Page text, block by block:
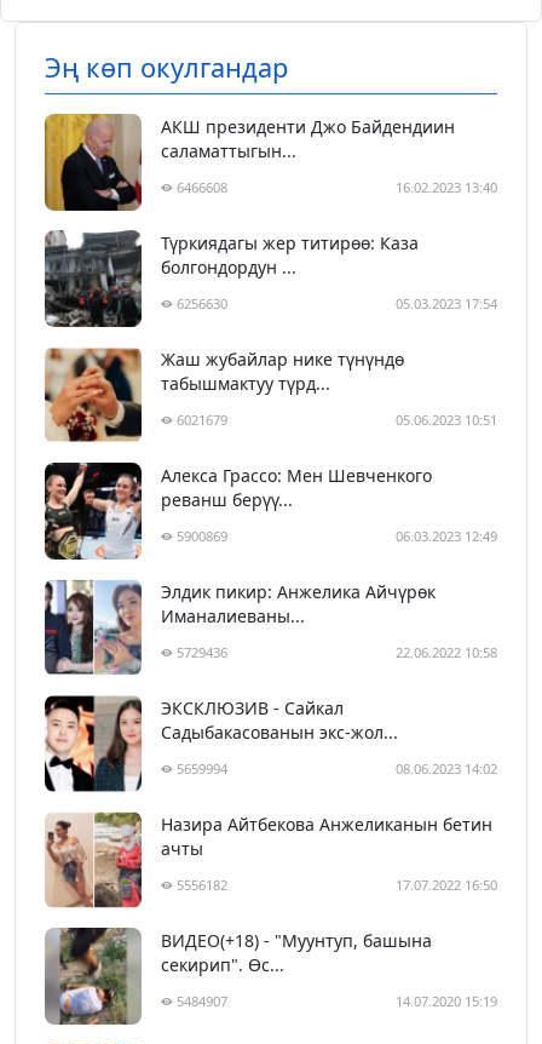
Эң көп окулгандар
АКШ президенти Джо Байдендиин
саламаттыгын...
6466608 16.02.2023 13:40
Түркиядагы жер титирөө: Каза
болгондордун ...
6256630 05.03.2023 17:54
Жаш жубайлар нике түнүндө
табышмактуу түрд...
6021679 05.06.2023 10:51
Алекса Грассо: Мен Шевченкого
реванш берүү...
5900869 06.03.2023 12:49
Элдик пикир: Анжелика Айчүрөк
Иманалиеваны...
5729436 22.06.2022 10:58
ЭКСКЛЮЗИВ - Сайкал
Садыбакасованын экс-жол...
5659994 08.06.2023 14:02
Назира Айтбекова Анжеликанын бетин
ачты
5556182 17.07.2022 16:50
ВИДЕО(+18) - "Муунтуп, башына
секирип". Өс...
5484907 14.07.2020 15:19